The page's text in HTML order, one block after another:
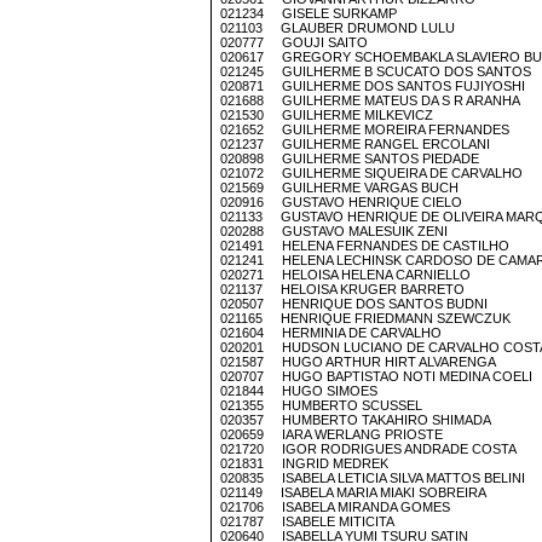
021234 GISELE SURKAMP
021103 GLAUBER DRUMOND LULU
020777 GOUJI SAITO
020617 GREGORY SCHOEMBAKLA SLAVIERO
021245 GUILHERME B SCUCATO DOS SANTOS
020871 GUILHERME DOS SANTOS FUJIYOSHI
021688 GUILHERME MATEUS DA S R ARANHA
021530 GUILHERME MILKEVICZ
021652 GUILHERME MOREIRA FERNANDES
021237 GUILHERME RANGEL ERCOLANI
020898 GUILHERME SANTOS PIEDADE
021072 GUILHERME SIQUEIRA DE CARVALHO
021569 GUILHERME VARGAS BUCH
020916 GUSTAVO HENRIQUE CIELO
021133 GUSTAVO HENRIQUE DE OLIVEIRA
020288 GUSTAVO MALESUIK ZENI
021491 HELENA FERNANDES DE CASTILHO
021241 HELENA LECHINSK CARDOSO DE
020271 HELOISA HELENA CARNIELLO
021137 HELOISA KRUGER BARRETO
020507 HENRIQUE DOS SANTOS BUDNI
021165 HENRIQUE FRIEDMANN SZEWCZUK
021604 HERMINIA DE CARVALHO
020201 HUDSON LUCIANO DE CARVALHO
021587 HUGO ARTHUR HIRT ALVARENGA
020707 HUGO BAPTISTAO NOTI MEDINA COELI
021844 HUGO SIMOES
021355 HUMBERTO SCUSSEL
020357 HUMBERTO TAKAHIRO SHIMADA
020659 IARA WERLANG PRIOSTE
021720 IGOR RODRIGUES ANDRADE COSTA
021831 INGRID MEDREK
020835 ISABELA LETICIA SILVA MATTOS BELINI
021149 ISABELA MARIA MIAKI SOBREIRA
021706 ISABELA MIRANDA GOMES
021787 ISABELE MITICITA
020640 ISABELLA YUMI TSURU SATIN